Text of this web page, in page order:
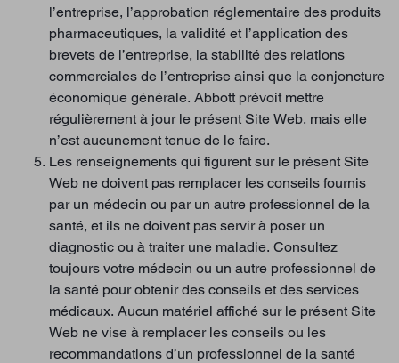
l’entreprise, l’approbation réglementaire des produits
pharmaceutiques, la validité et l’application des
brevets de l’entreprise, la stabilité des relations
commerciales de l’entreprise ainsi que la conjoncture
économique générale. Abbott prévoit mettre
régulièrement à jour le présent Site Web, mais elle
n’est aucunement tenue de le faire.
Les renseignements qui figurent sur le présent Site
Web ne doivent pas remplacer les conseils fournis
par un médecin ou par un autre professionnel de la
santé, et ils ne doivent pas servir à poser un
diagnostic ou à traiter une maladie. Consultez
toujours votre médecin ou un autre professionnel de
la santé pour obtenir des conseils et des services
médicaux. Aucun matériel affiché sur le présent Site
Web ne vise à remplacer les conseils ou les
recommandations d’un professionnel de la santé